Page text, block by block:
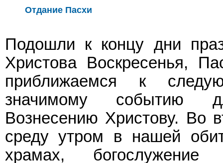
Отдание Пасхи
Подошли к концу дни
Христова Воскресенья,
приближаемся к
значимому событию
Вознесению Христову. Во
среду утром в нашей
храмах,